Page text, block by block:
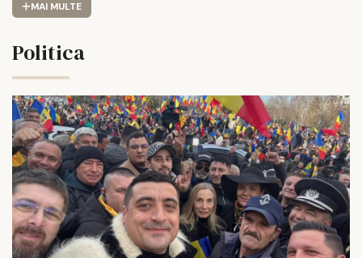
MAI MULTE
Politica